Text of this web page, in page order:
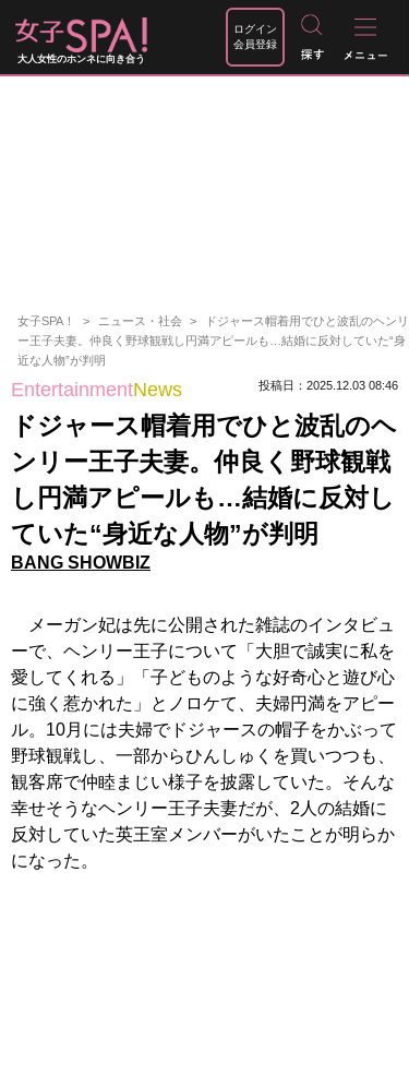
大人女性のホンネに向き合う
ログイン
会員登録
女子SPA！ ニュース・社会
ドジャース帽着用でひと波乱のヘンリ
ー王子夫妻。仲良く野球観戦し円満アピールも…結婚に反対していた“身
近な人物”が判明
EntertainmentNews 投稿日：2025.12.03 08:46
ドジャース帽着用でひと波乱のヘ
ンリー王子夫妻。仲良く野球観戦
し円満アピールも…結婚に反対し
ていた“身近な人物”が判明
BANG SHOWBIZ
メーガン妃は先に公開された雑誌のインタビュ
ーで、ヘンリー王子について「大胆で誠実に私を
愛してくれる」「子どものような好奇心と遊び心
に強く惹かれた」とノロケて、夫婦円満をアピー
ル。10月には夫婦でドジャースの帽子をかぶって
野球観戦し、一部からひんしゅくを買いつつも、
観客席で仲睦まじい様子を披露していた。そんな
幸せそうなヘンリー王子夫妻だが、2人の結婚に
反対していた英王室メンバーがいたことが明らか
になった。